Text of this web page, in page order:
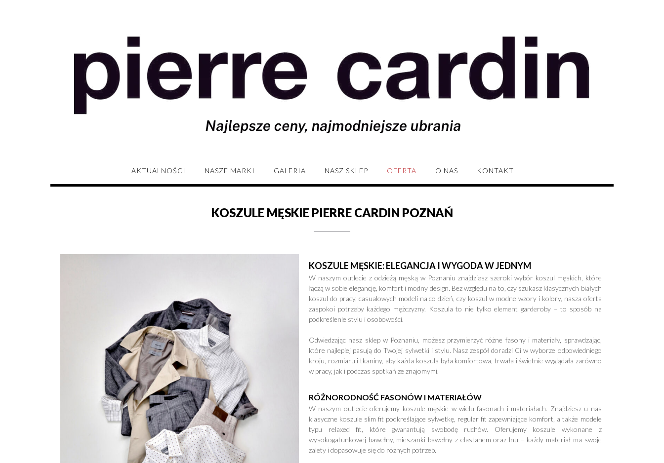
AKTUALNOŚCI NASZE MARKI GALERIA NASZ SKLEP OFERTA O NAS KONTAKT
KOSZULE MĘSKIE PIERRE CARDIN POZNAŃ
KOSZULE MĘSKIE: ELEGANCJA I WYGODA W JEDNYM
W naszym outlecie z odzieżą męską w Poznaniu znajdziesz szeroki wybór koszul męskich, które
łączą w sobie elegancję, komfort i modny design. Bez względu na to, czy szukasz klasycznych białych
koszul do pracy, casualowych modeli na co dzień, czy koszul w modne wzory i kolory, nasza oferta
zaspokoi potrzeby każdego mężczyzny. Koszula to nie tylko element garderoby – to sposób na
podkreślenie stylu i osobowości.
Odwiedzając nasz sklep w Poznaniu, możesz przymierzyć różne fasony i materiały, sprawdzając,
które najlepiej pasują do Twojej sylwetki i stylu. Nasz zespół doradzi Ci w wyborze odpowiedniego
kroju, rozmiaru i tkaniny, aby każda koszula była komfortowa, trwała i świetnie wyglądała zarówno
w pracy, jak i podczas spotkań ze znajomymi.
RÓŻNORODNOŚĆ FASONÓW I MATERIAŁÓW
W naszym outlecie oferujemy koszule męskie w wielu fasonach i materiałach. Znajdziesz u nas
klasyczne koszule slim fit podkreślające sylwetkę, regular fit zapewniające komfort, a także modele
typu relaxed fit, które gwarantują swobodę ruchów. Oferujemy koszule wykonane z
wysokogatunkowej bawełny, mieszanki bawełny z elastanem oraz lnu – każdy materiał ma swoje
zalety i dopasowuje się do różnych potrzeb.